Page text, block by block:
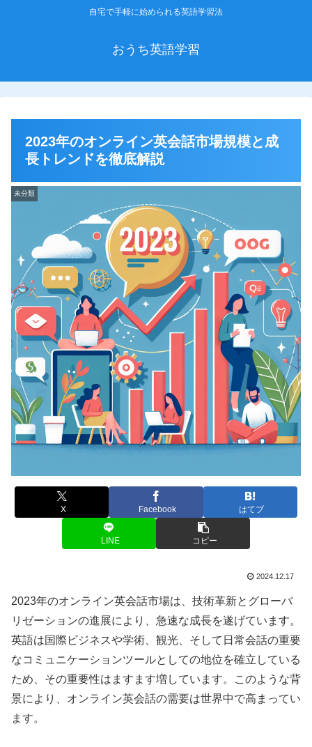
自宅で手軽に始められる英語学習法
おうち英語学習
2023年のオンライン英会話市場規模と成
長トレンドを徹底解説
未分類
X Facebook はてブ
LINE コピー
2024.12.17
2023年のオンライン英会話市場は、技術革新とグローバ
リゼーションの進展により、急速な成長を遂げています。
英語は国際ビジネスや学術、観光、そして日常会話の重要
なコミュニケーションツールとしての地位を確立している
ため、その重要性はますます増しています。このような背
景により、オンライン英会話の需要は世界中で高まってい
ます。